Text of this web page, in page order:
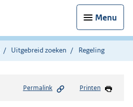
Menu
Uitgebreid zoeken Regeling
Permalink Printen